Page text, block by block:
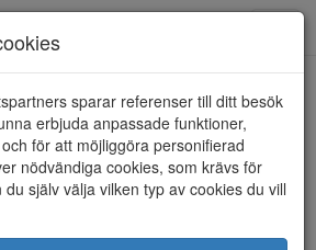
sparar referenser till ditt besök
erbjuda anpassade funktioner,
för att möjliggöra personifierad
nödvändiga cookies, som krävs för
själv välja vilken typ av cookies du vill